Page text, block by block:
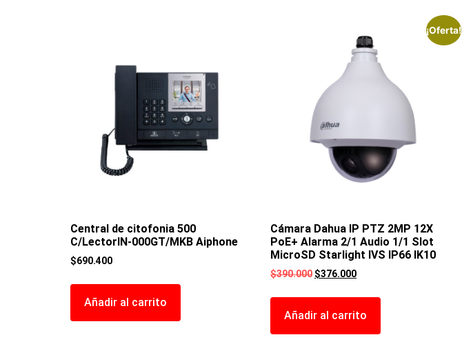
Central de citofonia 500
C/LectorIN-000GT/MKB Aiphone
$690.400
Añadir al carrito
¡Oferta!
Cámara Dahua IP PTZ 2MP 12X
PoE+ Alarma 2/1 Audio 1/1 Slot
MicroSD Starlight IVS IP66 IK10
$390.000 $376.000
Añadir al carrito